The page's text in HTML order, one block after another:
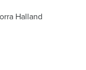
Halland